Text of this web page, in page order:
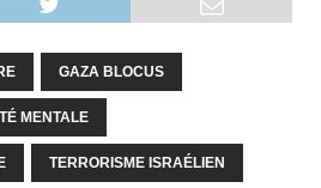
GAZA BLOCUS
MENTALE
TERRORISME ISRAÉLIEN